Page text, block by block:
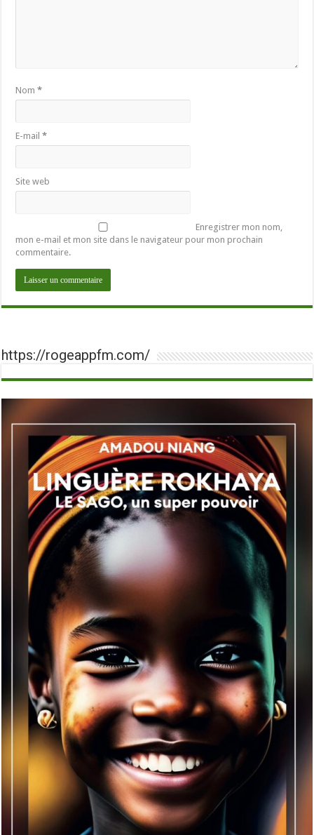
Nom*
E-mail*
Site web
Enregistrer mon nom,
mon e-mail et mon site dans le navigateur pour mon prochain
commentaire.
https://rogeappfm.com/